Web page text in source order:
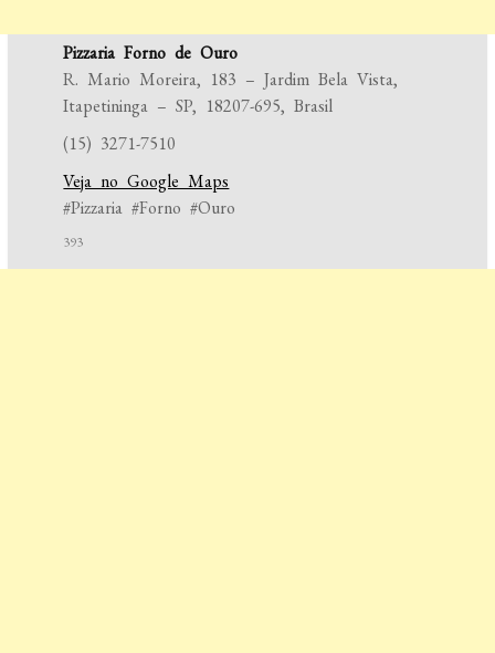
Pizzaria Forno de Ouro
R. Mario Moreira, 183 – Jardim Bela Vista,
Itapetininga – SP, 18207-695, Brasil
(15) 3271-7510
Veja no Google Maps
#Pizzaria #Forno #Ouro
393